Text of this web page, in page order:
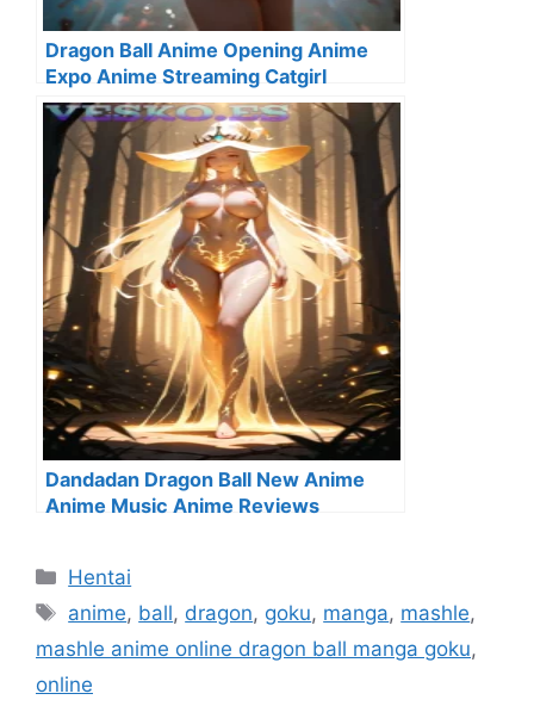
Dragon Ball Anime Opening Anime
Expo Anime Streaming Catgirl
Dandadan Dragon Ball New Anime
Anime Music Anime Reviews
Categorías
Hentai
Etiquetas
anime, ball, dragon, goku, manga, mashle,
mashle anime online dragon ball manga goku,
online